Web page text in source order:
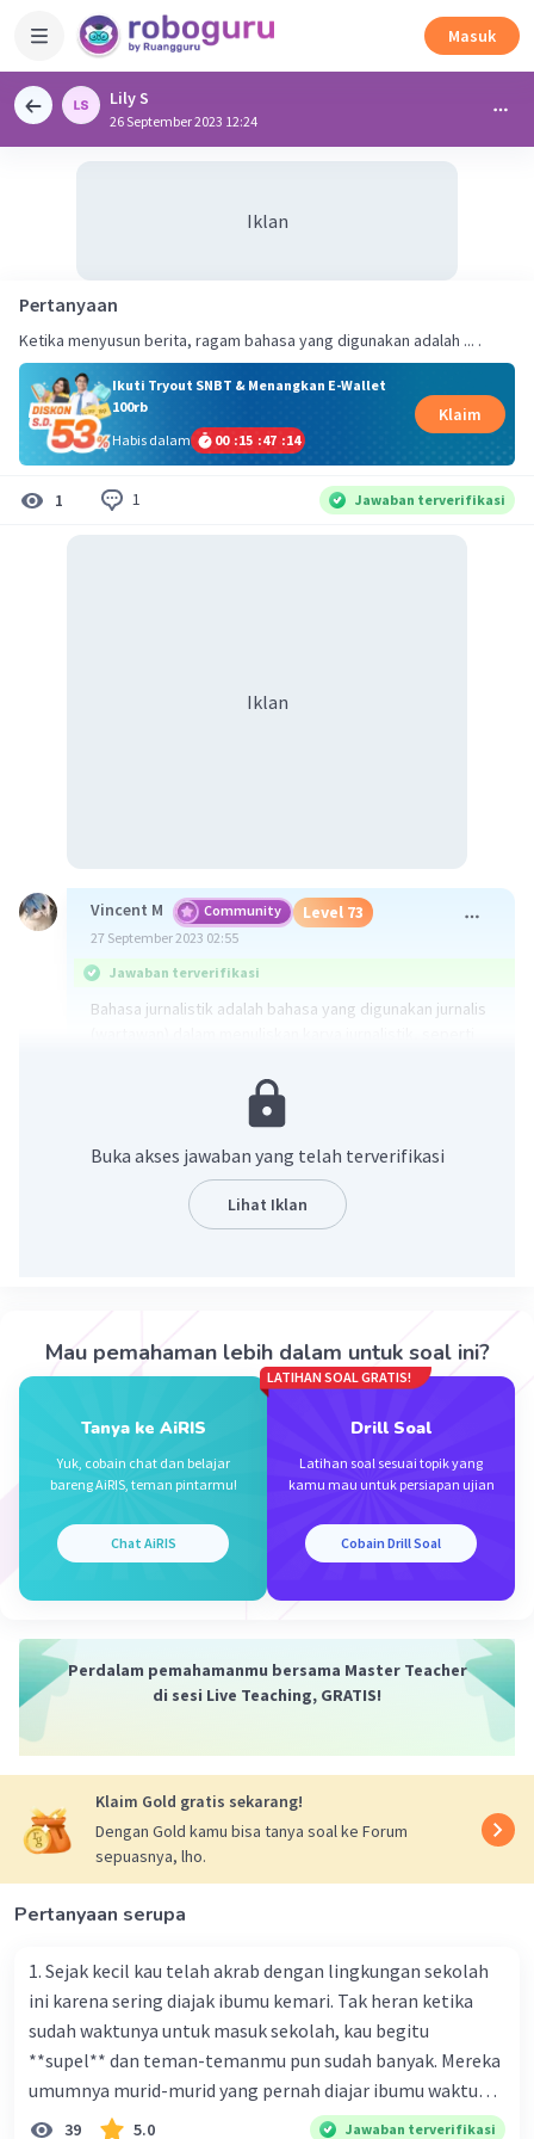
Masuk
Lily S
26 September 2023 12:24
Iklan
Pertanyaan
Ketika menyusun berita, ragam bahasa yang digunakan adalah ... .
Ikuti Tryout SNBT & Menangkan E-Wallet
100rb
Habis dalam
00 :15 :47 :14
Klaim
1 1 Jawaban terverifikasi
Iklan
Vincent M Community Level 73
27 September 2023 02:55
Jawaban terverifikasi
Bahasa jurnalistik adalah bahasa yang digunakan jurnalis
Bahasa jurnalistik harus jelas dan mudah dipahami isinya.
Iklan
Buka akses jawaban yang telah terverifikasi
Lihat Iklan
Mau pemahaman lebih dalam untuk soal ini?
Tanya ke AiRIS
Yuk, cobain chat dan belajar
bareng AiRIS, teman pintarmu!
Chat AiRIS
LATIHAN SOAL GRATIS!
Drill Soal
Latihan soal sesuai topik yang
kamu mau untuk persiapan ujian
Cobain Drill Soal
Perdalam pemahamanmu bersama Master Teacher
di sesi Live Teaching, GRATIS!
Klaim Gold gratis sekarang!
Dengan Gold kamu bisa tanya soal ke Forum
sepuasnya, lho.
Pertanyaan serupa
1. Sejak kecil kau telah akrab dengan lingkungan sekolah
ini karena sering diajak ibumu kemari. Tak heran ketika
sudah waktunya untuk masuk sekolah, kau begitu
**supel** dan teman-temanmu pun sudah banyak. Mereka
umumnya murid-murid yang pernah diajar ibumu waktu
kelas satu. Sedangkan aku? Aku waktu itu baru saja pindah
39 5.0 Jawaban terverifikasi